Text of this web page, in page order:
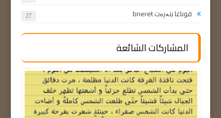
قوناغا بنەرەت bneret 27
المشاركات الشائعة